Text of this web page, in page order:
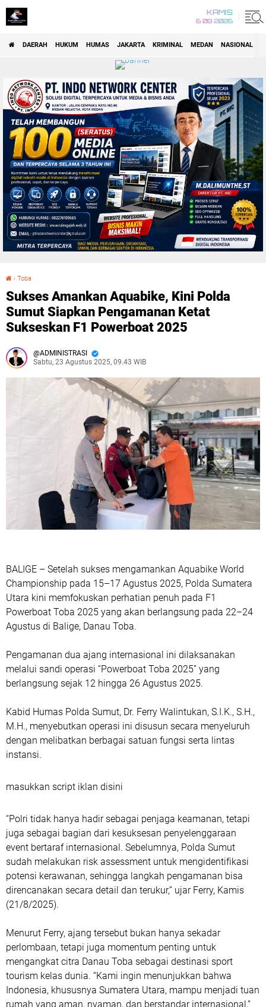
KAMIS
6 08 2026
DAERAH HUKUM HUMAS JAKARTA KRIMINAL MEDAN NASIONAL
› Toba
Sukses Amankan Aquabike, Kini Polda
Sumut Siapkan Pengamanan Ketat
Sukseskan F1 Powerboat 2025
ADMINISTRASI
Sabtu, 23 Agustus 2025, 09.43 WIB
BALIGE – Setelah sukses mengamankan Aquabike World
Championship pada 15–17 Agustus 2025, Polda Sumatera
Utara kini memfokuskan perhatian penuh pada F1
Powerboat Toba 2025 yang akan berlangsung pada 22–24
Agustus di Balige, Danau Toba.
Pengamanan dua ajang internasional ini dilaksanakan
melalui sandi operasi “Powerboat Toba 2025” yang
berlangsung sejak 12 hingga 26 Agustus 2025.
Kabid Humas Polda Sumut, Dr. Ferry Walintukan, S.I.K., S.H.,
M.H., menyebutkan operasi ini disusun secara menyeluruh
dengan melibatkan berbagai satuan fungsi serta lintas
instansi.
masukkan script iklan disini
“Polri tidak hanya hadir sebagai penjaga keamanan, tetapi
juga sebagai bagian dari kesuksesan penyelenggaraan
event bertaraf internasional. Sebelumnya, Polda Sumut
sudah melakukan risk assessment untuk mengidentifikasi
potensi kerawanan, sehingga langkah pengamanan bisa
direncanakan secara detail dan terukur,” ujar Ferry, Kamis
(21/8/2025).
Menurut Ferry, ajang tersebut bukan hanya sekadar
perlombaan, tetapi juga momentum penting untuk
mengangkat citra Danau Toba sebagai destinasi sport
tourism kelas dunia. “Kami ingin menunjukkan bahwa
Indonesia, khususnya Sumatera Utara, mampu menjadi tuan
rumah yang aman, nyaman, dan berstandar internasional,”